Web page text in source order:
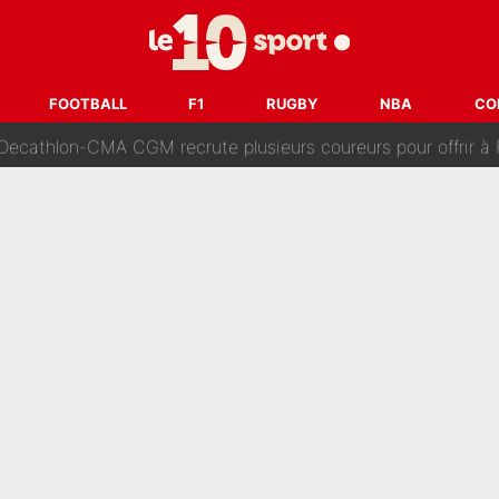
FOOTBALL F1 RUGBY NBA
Jean-Jacques Goldman et Mylène Farmer, le nouveau sélectionneur de
Barcelone ? Les coulisses de la signature historique de
CMA CGM recrute plusieurs coureurs pour offrir à Paul Seixas une